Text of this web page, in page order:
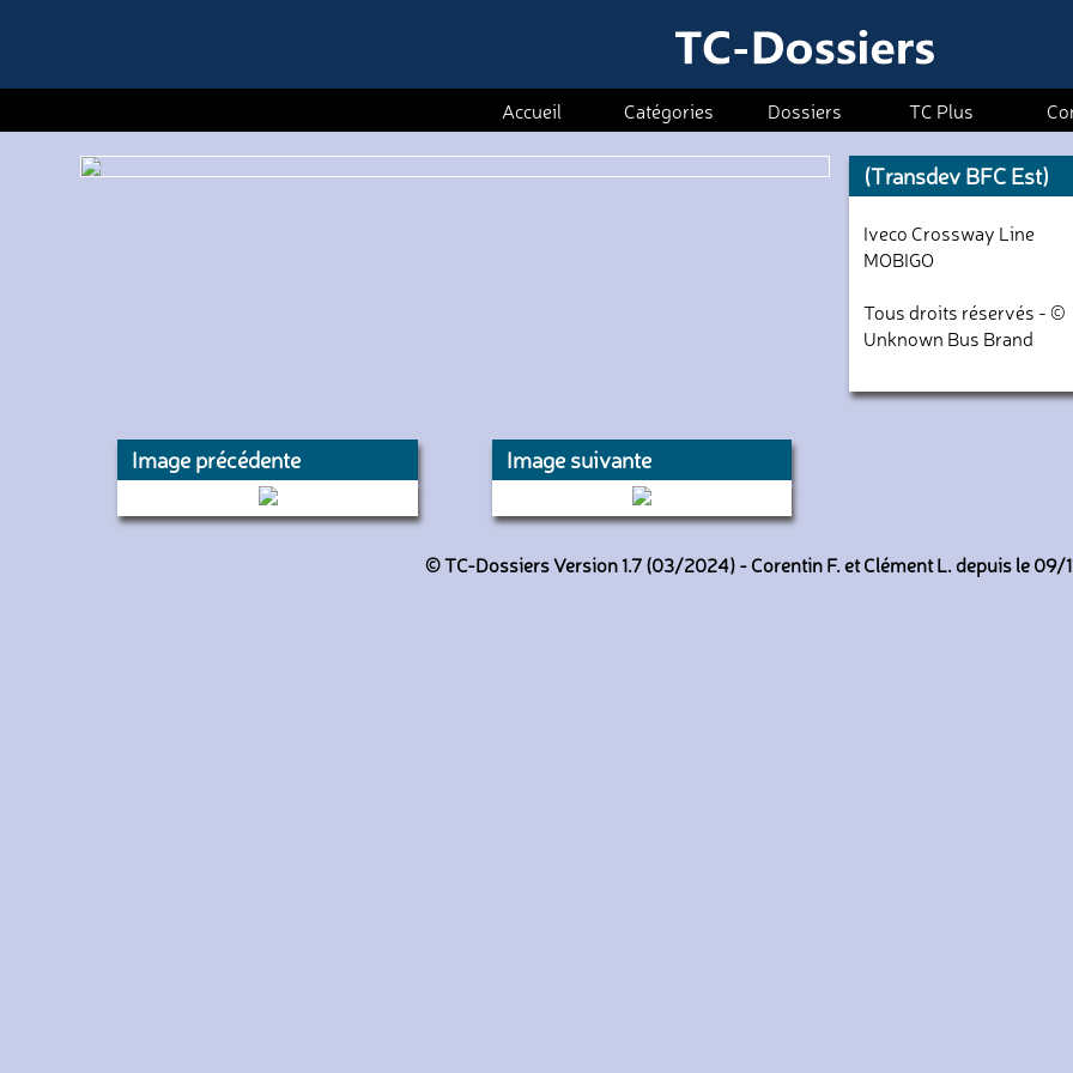
Accueil Catégories Dossiers TC Plus
(Transdev BFC Est)
Iveco Crossway Line
MOBIGO
Tous droits réservés - ©
Unknown Bus Brand
Image précédente
(Keolis Besançon Mobilités)
Image suivante
G114 (RATP)
© TC-Dossiers Version 1.7 (03/2024) - Corentin F. et Clément L. depuis le 09/